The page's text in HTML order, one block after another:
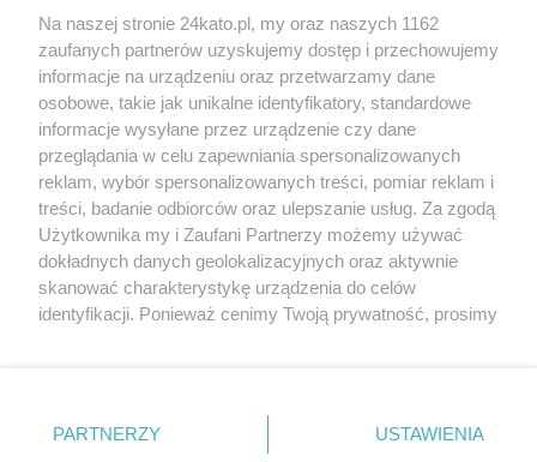
Wydawca mediów lokalnych
Nie zapomnij
zapoznać się z:
polityką prywatności regulamin korzystania z portali
Twojemiasto
Piekary Śląskie
Chorzów
Tarnowskie Góry
Gliwice
Skontaktuj sięz nami
Kontakt
Wydawca
Redakcja
Na naszej stronie 24kato.pl, my oraz naszych 1162
zaufanych partnerów uzyskujemy dostęp i przechowujemy
informacje na urządzeniu oraz przetwarzamy dane
osobowe, takie jak unikalne identyfikatory, standardowe
informacje wysyłane przez urządzenie czy dane
przeglądania w celu zapewniania spersonalizowanych
reklam, wybór spersonalizowanych treści, pomiar reklam i
treści, badanie odbiorców oraz ulepszanie usług. Za zgodą
Użytkownika my i Zaufani Partnerzy możemy używać
dokładnych danych geolokalizacyjnych oraz aktywnie
skanować charakterystykę urządzenia do celów
identyfikacji. Ponieważ cenimy Twoją prywatność, prosimy
prywatności znajdujący się w lewym dolnym rogu strony
. Niektóre rodzaje przetwarzania danych nie wymagają
PARTNERZY USTAWIENIA